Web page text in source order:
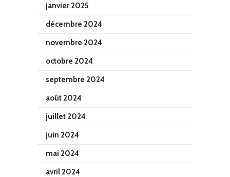
janvier 2025
décembre 2024
novembre 2024
octobre 2024
septembre 2024
août 2024
juillet 2024
juin 2024
mai 2024
avril 2024